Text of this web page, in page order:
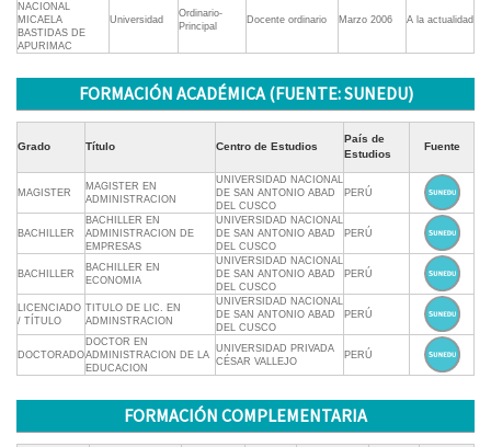
NACIONAL
MICAELA
BASTIDAS DE
APURIMAC
Universidad
Ordinario-
Principal
Docente ordinario Marzo 2006 A la actualidad
FORMACIÓN ACADÉMICA (FUENTE: SUNEDU)
Grado Título Centro de Estudios
País de
Estudios
Fuente
MAGISTER
MAGISTER EN
ADMINISTRACION
UNIVERSIDAD NACIONAL
DE SAN ANTONIO ABAD
DEL CUSCO
PERÚ
BACHILLER
BACHILLER EN
ADMINISTRACION DE
EMPRESAS
UNIVERSIDAD NACIONAL
DE SAN ANTONIO ABAD
DEL CUSCO
PERÚ
BACHILLER
BACHILLER EN
ECONOMIA
UNIVERSIDAD NACIONAL
DE SAN ANTONIO ABAD
DEL CUSCO
PERÚ
LICENCIADO
/ TÍTULO
TITULO DE LIC. EN
ADMINSTRACION
UNIVERSIDAD NACIONAL
DE SAN ANTONIO ABAD
DEL CUSCO
PERÚ
DOCTORADO
DOCTOR EN
ADMINISTRACION DE LA
EDUCACION
UNIVERSIDAD PRIVADA
CÉSAR VALLEJO
PERÚ
FORMACIÓN COMPLEMENTARIA